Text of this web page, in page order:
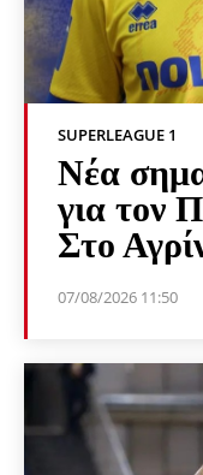
SUPERLEAGUE 1
Νέα
για τον
Στο
07/08/2026 11:50